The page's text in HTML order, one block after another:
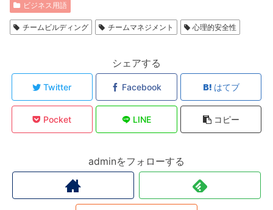
ビジネス用語
チームビルディング チームマネジメント 心理的安全性
シェアする
Twitter Facebook はてブ
Pocket LINE コピー
adminをフォローする